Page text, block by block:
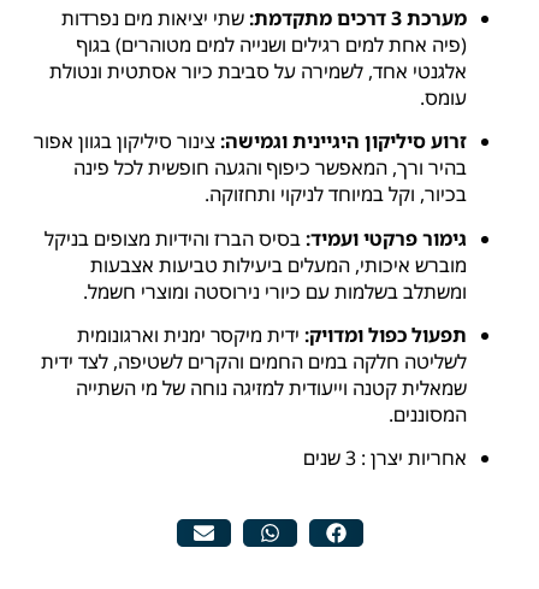
מערכת 3 דרכים מתקדמת:
שתי יציאות מים נפרדות
(פיה אחת למים רגילים ושנייה למים מטוהרים) בגוף
אלגנטי אחד, לשמירה על סביבת כיור אסתטית ונטולת
עומס.
זרוע סיליקון היגיינית וגמישה:צינור סיליקון בגוון אפור
בהיר ורך, המאפשר כיפוף והגעה חופשית לכל פינה
בכיור, וקל במיוחד לניקוי ותחזוקה.
גימור פרקטי ועמיד:בסיס הברז והידיות מצופים בניקל
מוברש איכותי, המעלים ביעילות טביעות אצבעות
ומשתלב בשלמות עם כיורי נירוסטה ומוצרי חשמל.
תפעול כפול ומדויק: ידית מיקסר ימנית וארגונומית
לשליטה חלקה במים החמים והקרים לשטיפה, לצד ידית
שמאלית קטנה וייעודית למזיגה נוחה של מי השתייה
המסוננים.
אחריות יצרן : 3 שנים